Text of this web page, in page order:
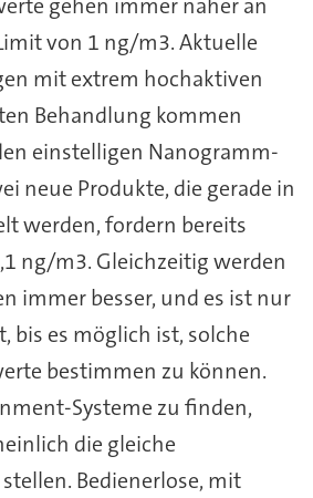
von 1 ng/m3. Aktuelle
mit extrem hochaktiven
Behandlung kommen
einstelligen Nanogramm-
neue Produkte, die gerade in
werden, fordern bereits
ng/m3. Gleichzeitig werden
immer besser, und es ist nur
bis es möglich ist, solche
bestimmen zu können.
Systeme zu finden,
die gleiche
Bedienerlose, mit